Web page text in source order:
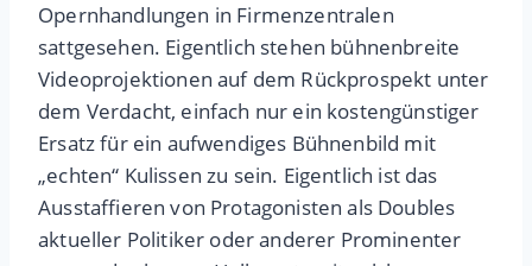
Opernhandlungen in Firmenzentralen
sattgesehen. Eigentlich stehen bühnenbreite
Videoprojektionen auf dem Rückprospekt unter
dem Verdacht, einfach nur ein kostengünstiger
Ersatz für ein aufwendiges Bühnenbild mit
„echten“ Kulissen zu sein. Eigentlich ist das
Ausstaffieren von Protagonisten als Doubles
aktueller Politiker oder anderer Prominenter